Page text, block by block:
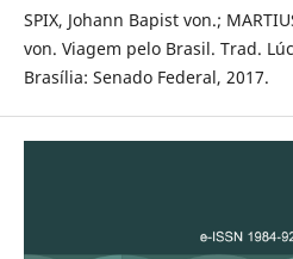
SPIX, Johann Bapist von.;
von. Viagem pelo Brasil. Trad.
Brasília: Senado Federal, 2017.